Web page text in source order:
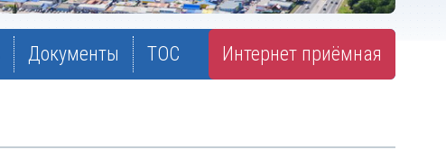
Документы ТОС Интернет приёмная